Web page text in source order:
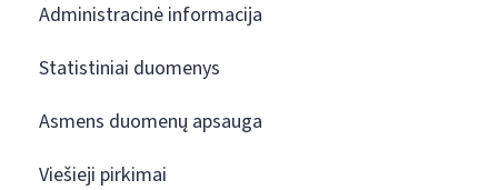
Administracinė informacija
Statistiniai duomenys
Asmens duomenų apsauga
Viešieji pirkimai